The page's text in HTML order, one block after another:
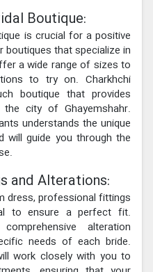
Boutique:
is crucial for a positive
that specialize in
a wide range of sizes to
to try on. Charkhchi
boutique that provides
city of Ghayemshahr.
understands the unique
will guide you through the
and Alterations:
dress, professional fittings
to ensure a perfect fit.
alteration
needs of each bride.
work closely with you to